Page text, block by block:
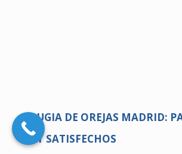
CIRUGIA DE OREJAS MADRID:
MUY SATISFECHOS